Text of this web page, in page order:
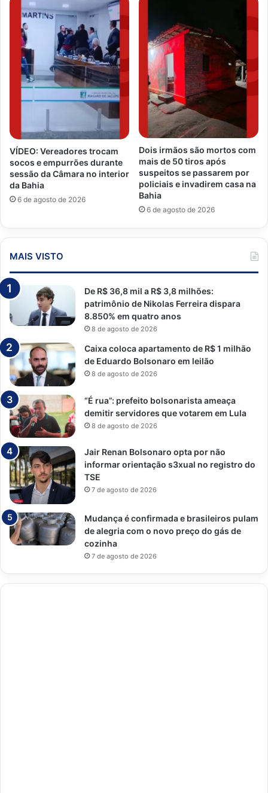
VÍDEO: Vereadores trocam
socos e empurrões durante
sessão da Câmara no interior
da Bahia
6 de agosto de 2026
Dois irmãos são mortos com
mais de 50 tiros após
suspeitos se passarem por
policiais e invadirem casa na
Bahia
6 de agosto de 2026
MAIS VISTO
De R$ 36,8 mil a R$ 3,8 milhões:
patrimônio de Nikolas Ferreira dispara
8.850% em quatro anos
8 de agosto de 2026
Caixa coloca apartamento de R$ 1 milhão
de Eduardo Bolsonaro em leilão
8 de agosto de 2026
“É rua”: prefeito bolsonarista ameaça
demitir servidores que votarem em Lula
8 de agosto de 2026
Jair Renan Bolsonaro opta por não
informar orientação s3xual no registro do
TSE
7 de agosto de 2026
Mudança é confirmada e brasileiros pulam
de alegria com o novo preço do gás de
cozinha
7 de agosto de 2026